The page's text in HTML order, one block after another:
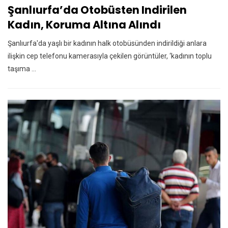
Şanlıurfa’da Otobüsten Indirilen
Kadın, Koruma Altına Alındı
Şanlıurfa'da yaşlı bir kadının halk otobüsünden indirildiği anlara
ilişkin cep telefonu kamerasıyla çekilen görüntüler, ‘kadının toplu
taşıma ...